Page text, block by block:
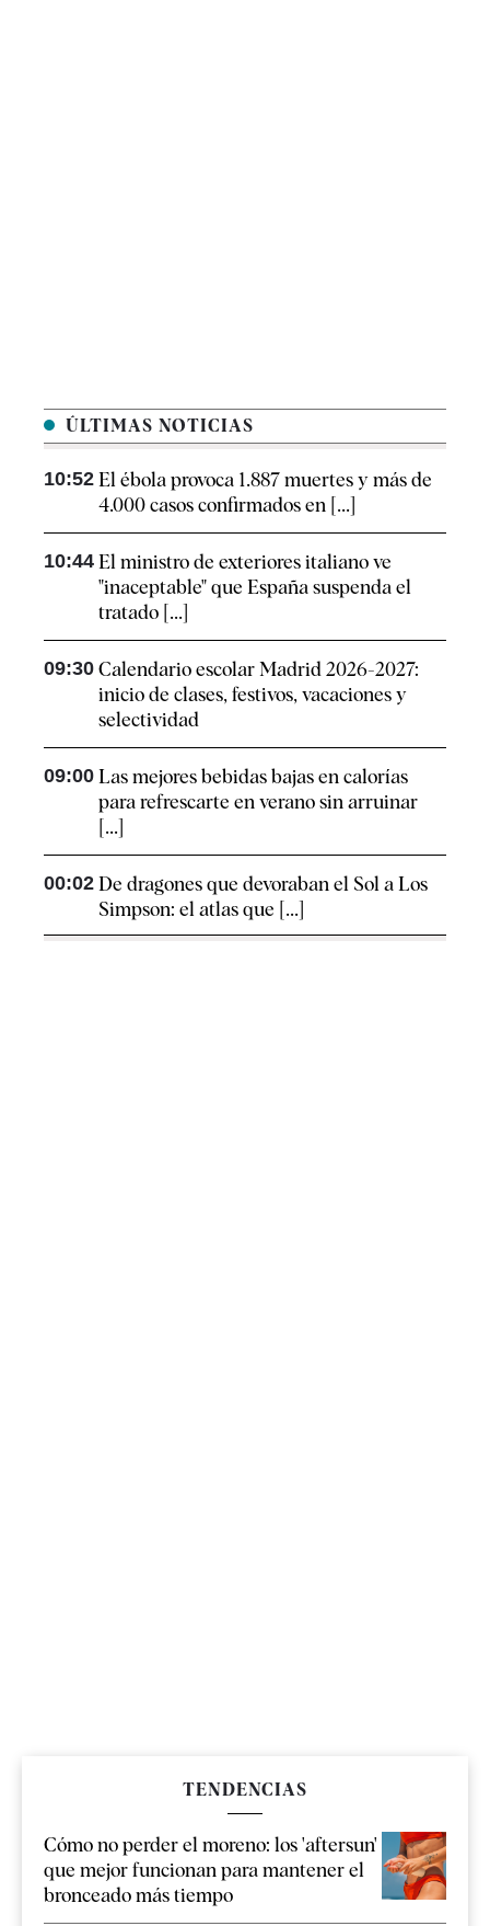
ÚLTIMAS NOTICIAS
10:52 El ébola provoca 1.887 muertes y más de
4.000 casos confirmados en [...]
10:44 El ministro de exteriores italiano ve
"inaceptable" que España suspenda el
tratado [...]
09:30 Calendario escolar Madrid 2026-2027:
inicio de clases, festivos, vacaciones y
selectividad
09:00 Las mejores bebidas bajas en calorías
para refrescarte en verano sin arruinar
[...]
00:02 De dragones que devoraban el Sol a Los
Simpson: el atlas que [...]
TENDENCIAS
Cómo no perder el moreno: los 'aftersun'
que mejor funcionan para mantener el
bronceado más tiempo